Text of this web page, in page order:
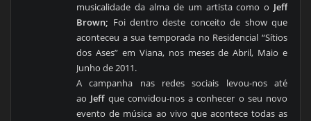
musicalidade da alma de um artista como o Jeff
Brown; Foi dentro deste conceito de show que
aconteceu a sua temporada no Residencial “Sítios
dos Ases” em Viana, nos meses de Abril, Maio e
Junho de 2011.
A campanha nas redes sociais levou-nos até
ao Jeffque convidou-nos a conhecer o seu novo
evento de música ao vivo que acontece todas as